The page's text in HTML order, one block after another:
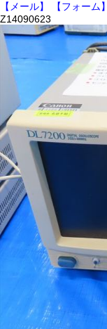
【メール】
【フォーム】
Z14090623